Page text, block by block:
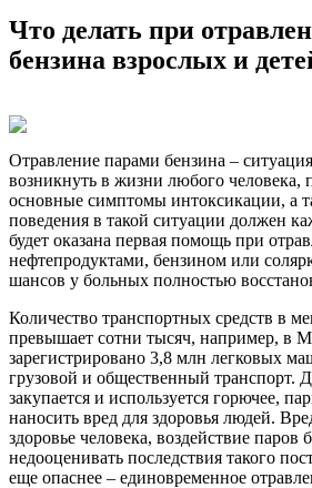
Что делать при
бензина взрослых и
Отравление парами бензина –
возникнуть в жизни любого человека,
основные симптомы интоксикации, а
поведения в такой ситуации должен
будет оказана первая помощь при
нефтепродуктами, бензином или
шансов у больных полностью
Количество транспортных средств в
превышает сотни тысяч, например, в
зарегистрировано 3,8 млн легковых
грузовой и общественный транспорт.
закупается и используется горючее,
наносить вред для здоровья людей.
здоровье человека, воздействие паров
недооценивать последствия такого
еще опаснее – единовременное